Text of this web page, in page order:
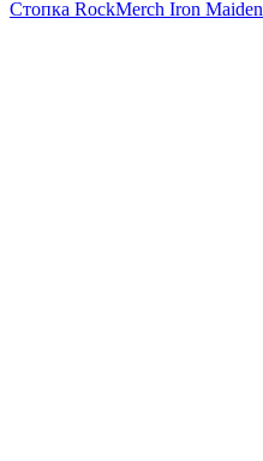
Стопка RockMerch Iron Maiden